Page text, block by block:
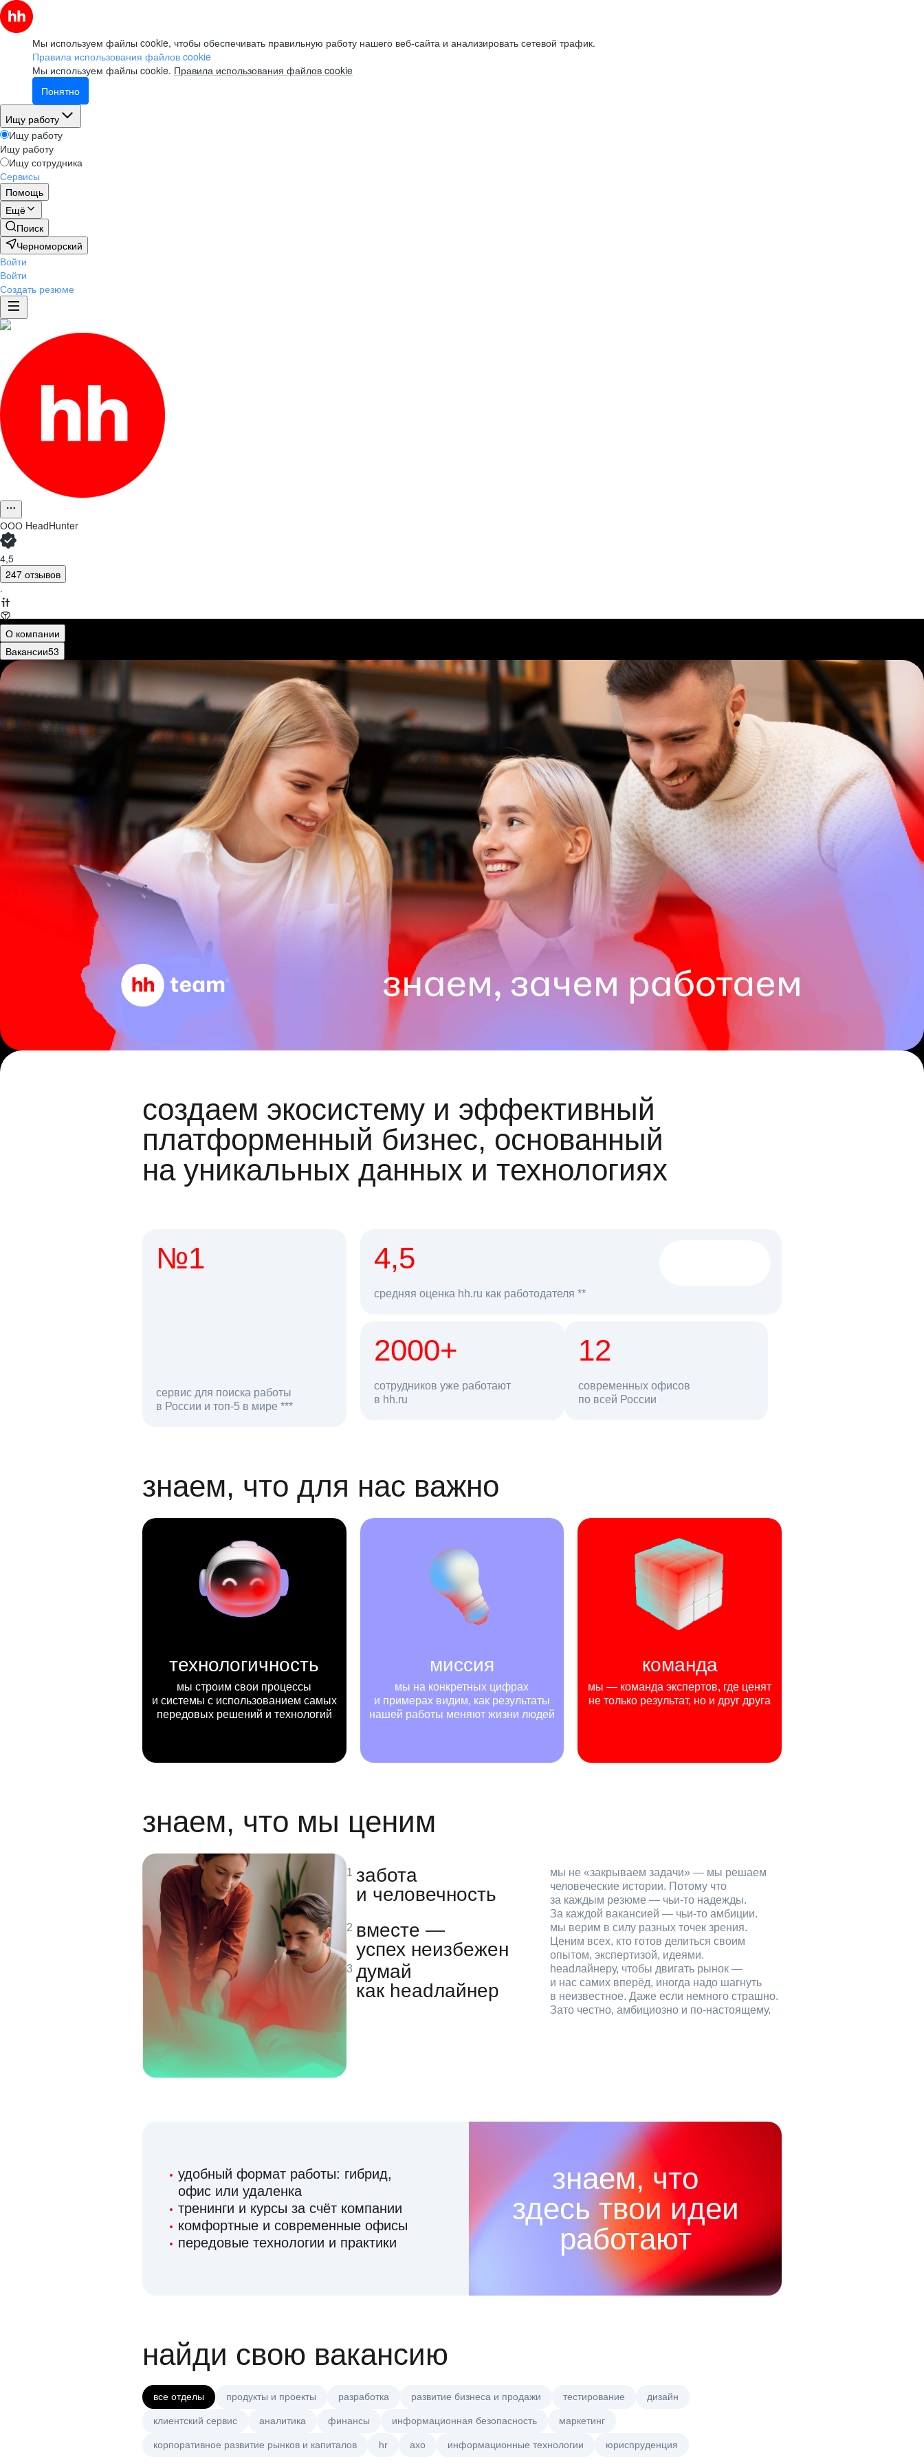
Мы используем файлы cookie, чтобы обеспечивать правильную работу нашего веб-сайта и анализировать сетевой трафик.
Правила использования файлов cookie
Мы используем файлы cookie. Правила использования файлов cookie
Понятно
Ищу работу
Ищу работу
Ищу работу
Ищу сотрудника
Сервисы
Помощь
Ещё
Поиск
Черноморский
Войти
Войти
Создать резюме
ООО HeadHunter
4,5
247 отзывов
·
О компании
Вакансии53
создаем экосистему и эффективный
платформенный бизнес, основанный
на уникальных данных и технологиях
№1
сервис для поиска работы
в России и топ-5 в мире ***
откликов на вакансии
4,5
средняя оценка hh.ru как работодателя **
2000+
сотрудников уже работают
в hh.ru
68 млн 12
современных офисов
по всей Россиипользователей в день
знаем, что для нас важно
технологичность
мы строим свои процессы
и системы с использованием самых
передовых решений и технологий
миссия
мы на конкретных цифрах
и примерах видим, как результаты
нашей работы меняют жизни людей
команда
мы — команда экспертов, где ценят
не только результат, но и друг друга
знаем, что мы ценим
забота
и человечность
мы не «закрываем задачи» — мы решаем
человеческие истории. Потому что
за каждым резюме — чьи‑то надежды.
За каждой вакансией — чьи‑то амбиции.
вместе —
успех неизбежен
мы верим в силу разных точек зрения.
Ценим всех, кто готов делиться своим
опытом, экспертизой, идеями.
думай
как headлайнер
headлайнеру, чтобы двигать рынок —
и нас самих вперёд, иногда надо шагнуть
в неизвестное. Даже если немного страшно.
Зато честно, амбициозно и по‑настоящему.
удобный формат работы: гибрид,
офис или удаленка
тренинги и курсы за счёт компании
комфортные и современные офисы
передовые технологии и практики
знаем, что
здесь твои идеи
работают
найди свою вакансию
все отделы продукты и проекты разработка развитие бизнеса и продажи тестирование дизайн
клиентский сервис аналитика финансы информационная безопасность маркетинг
корпоративное развитие рынков и капиталов hr axo информационные технологии юриспруденция